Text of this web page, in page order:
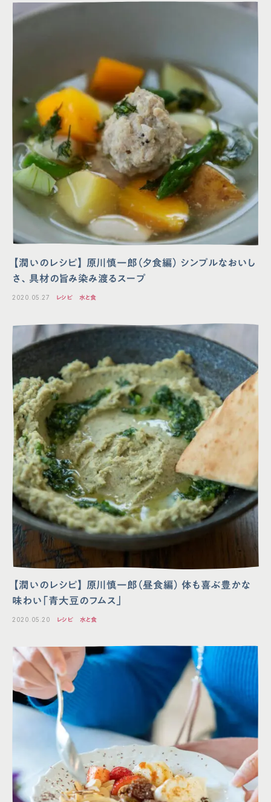
【潤いのレシピ】 原川慎一郎（夕食編） シンプルなおいし
さ、具材の旨み染み渡るスープ
2020.05.27 レシピ 水と食
【潤いのレシピ】 原川慎⼀郎（昼⾷編） 体も喜ぶ豊かな
味わい「⻘⼤⾖のフムス」
2020.05.20 レシピ 水と食